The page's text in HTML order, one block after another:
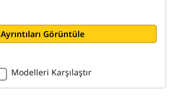
Ayrıntıları Görüntüle
Modelleri Karşılaştır